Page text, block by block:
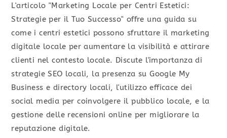
L'articolo "Marketing Locale per Centri Estetici:
Strategie per il Tuo Successo" offre una guida su
come i centri estetici possono sfruttare il marketing
digitale locale per aumentare la visibilità e attirare
clienti nel contesto locale. Discute l'importanza di
strategie SEO locali, la presenza su Google My
Business e directory locali, l'utilizzo efficace dei
social media per coinvolgere il pubblico locale, e la
gestione delle recensioni online per migliorare la
reputazione digitale.